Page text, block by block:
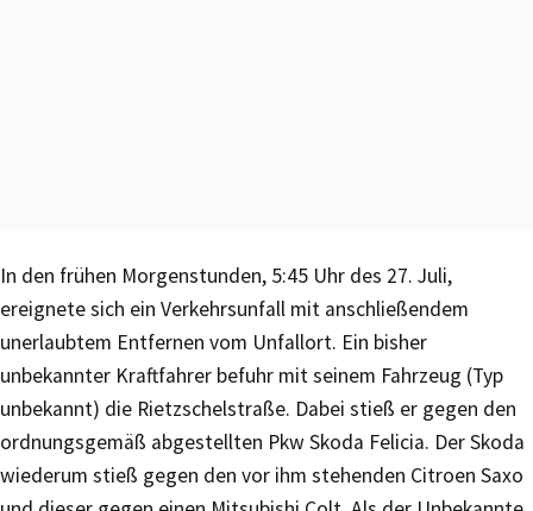
In den frühen Morgenstunden, 5:45 Uhr des 27. Juli,
ereignete sich ein Verkehrsunfall mit anschließendem
unerlaubtem Entfernen vom Unfallort. Ein bisher
unbekannter Kraftfahrer befuhr mit seinem Fahrzeug (Typ
unbekannt) die Rietzschelstraße. Dabei stieß er gegen den
ordnungsgemäß abgestellten Pkw Skoda Felicia. Der Skoda
wiederum stieß gegen den vor ihm stehenden Citroen Saxo